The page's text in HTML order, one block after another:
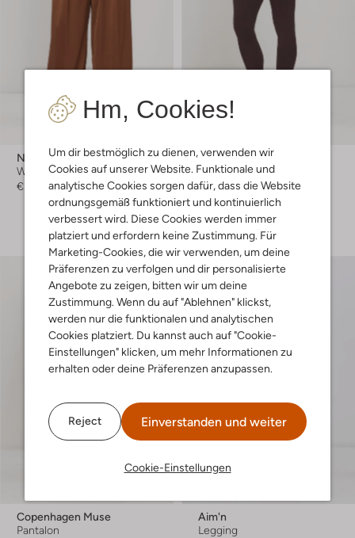
Hm, Cookies!
Um dir bestmöglich zu dienen, verwenden wir
Cookies auf unserer Website. Funktionale und
analytische Cookies sorgen dafür, dass die Website
ordnungsgemäß funktioniert und kontinuierlich
verbessert wird. Diese Cookies werden immer
platziert und erfordern keine Zustimmung. Für
Marketing-Cookies, die wir verwenden, um deine
Präferenzen zu verfolgen und dir personalisierte
Angebote zu zeigen, bitten wir um deine
Zustimmung. Wenn du auf "Ablehnen" klickst,
werden nur die funktionalen und analytischen
Cookies platziert. Du kannst auch auf "Cookie-
Einstellungen" klicken, um mehr Informationen zu
erhalten oder deine Präferenzen anzupassen.
Reject Einverstanden und weiter
Cookie-Einstellungen
Nukus
Weite Hose
€ 99,99
Aim'n
Legging
€ 59,99
+ mehr farben
Copenhagen Muse
Pantalon
Aim'n
Legging